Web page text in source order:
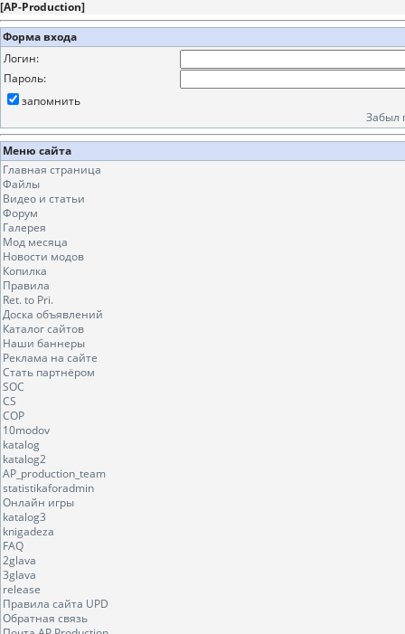
[AP-Production]
Форма входа
Логин:
Пароль:
запомнить
Забыл
Меню сайта
Главная страница
Файлы
Видео и статьи
Форум
Галерея
Мод месяца
Новости модов
Копилка
Правила
Ret. to Pri.
Доска объявлений
Каталог сайтов
Наши баннеры
Реклама на сайте
Стать партнёром
SOC
CS
COP
10modov
katalog
katalog2
AP_production_team
statistikaforadmin
Онлайн игры
katalog3
knigadeza
FAQ
2glava
3glava
release
Правила сайта UPD
Обратная связь